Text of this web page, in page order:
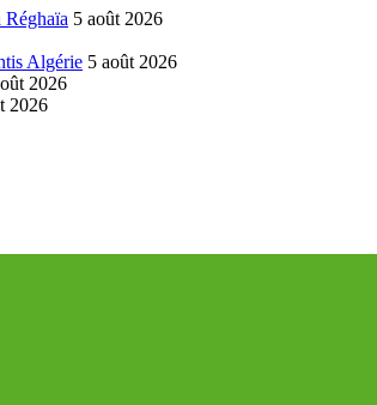
5 août 2026
Algérie 5 août 2026
2026
2026